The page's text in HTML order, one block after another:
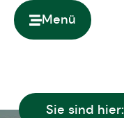
springenMenü
Sie sind hier: